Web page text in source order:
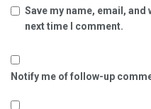
Save my name, email,
next time I comment.
Notify me of follow-up